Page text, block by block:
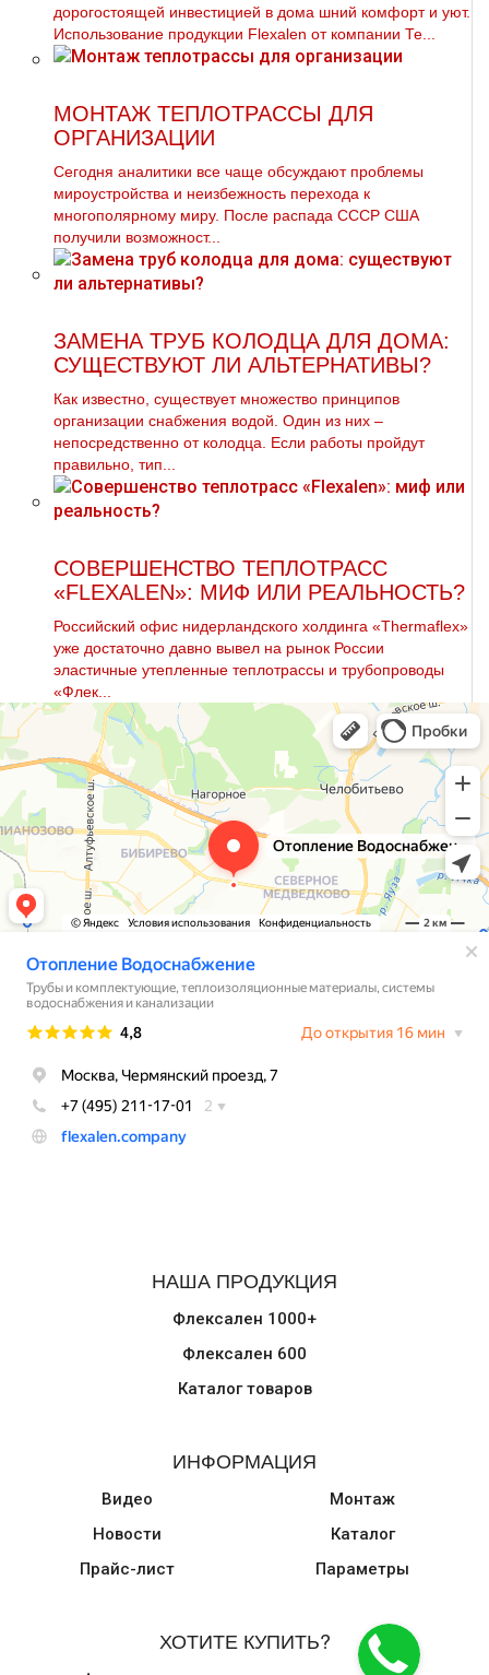
дорогостоящей инвестицией в дoма шний комфорт и уют.
Использование продукции Flехalеn от компании Те...
МОНТАЖ ТЕПЛОТРАССЫ ДЛЯ
ОРГАНИЗАЦИИ
Сегодня аналитики все чаще обсуждают проблемы
мироустройства и неизбежность перехода к
многополярному миру. После распада СССР США
получили возможност...
ЗАМЕНА ТРУБ КОЛОДЦА ДЛЯ ДОМА:
СУЩЕСТВУЮТ ЛИ АЛЬТЕРНАТИВЫ?
Как известно, существует множество принципов
организации снабжения водой. Один из них –
непосредственно от колодца. Если работы пройдут
правильно, тип...
СОВЕРШЕНСТВО ТЕПЛОТРАСС
«FLEXALEN»: МИФ ИЛИ РЕАЛЬНОСТЬ?
Российский офис нидерландского холдинга «Thermaflex»
уже достаточно давно вывел на рынок России
эластичные утепленные теплотрассы и трубопроводы
«Флек...
НАША ПРОДУКЦИЯ
Флексален 1000+
Флексален 600
Каталог товаров
ИНФОРМАЦИЯ
Видео
Новости
Прайс-лист
Монтаж
Каталог
Параметры
ХОТИТЕ КУПИТЬ?